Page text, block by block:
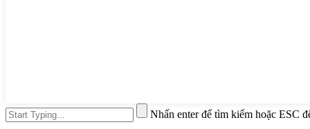
Nhấn enter để tìm kiếm hoặc ESC